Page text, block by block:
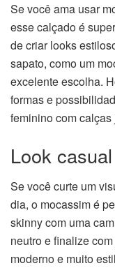
Se você ama usar
esse calçado é
de criar looks
sapato, como um
excelente escolha.
formas e
feminino com
Look
Se você curte um
dia, o mocassim é
skinny com uma
neutro e finalize
moderno e muito